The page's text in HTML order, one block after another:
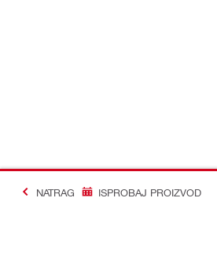
NATRAG ISPROBAJ PROIZVOD